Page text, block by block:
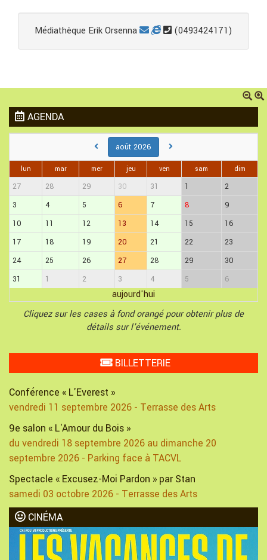
Médiathèque Erik Orsenna (0493424171)
AGENDA
août 2026
lun mar mer jeu ven sam dim
27 28 29 30 31 1
2
3
4 5 6 7 8
9
10
11 12 13 14 15
16
17
18 19 20 21 22
23
24
25 26 27 28 29
30
31
1 2 3 4 5 6
aujourd'hui
Cliquez sur les cases à fond orangé pour obtenir plus de
détails sur l'événement.
BILLETTERIE
Conférence « L'Everest »
vendredi 11 septembre 2026 - Terrasse des Arts
9e salon « L'Amour du Bois »
du vendredi 18 septembre 2026 au dimanche 20
septembre 2026 - Parking face à TACVL
Spectacle « Excusez-Moi Pardon » par Stan
samedi 03 octobre 2026 - Terrasse des Arts
CINÉMA